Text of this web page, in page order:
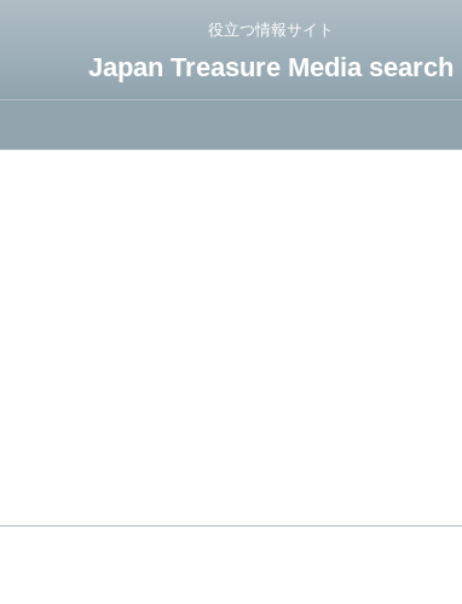
役立つ情報サイト
Japan Treasure Media search